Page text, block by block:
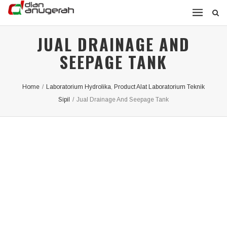
JUAL DRAINAGE AND
SEEPAGE TANK
Home / Laboratorium Hydrolika, Product Alat Laboratorium Teknik
Sipil
/ Jual Drainage And Seepage Tank